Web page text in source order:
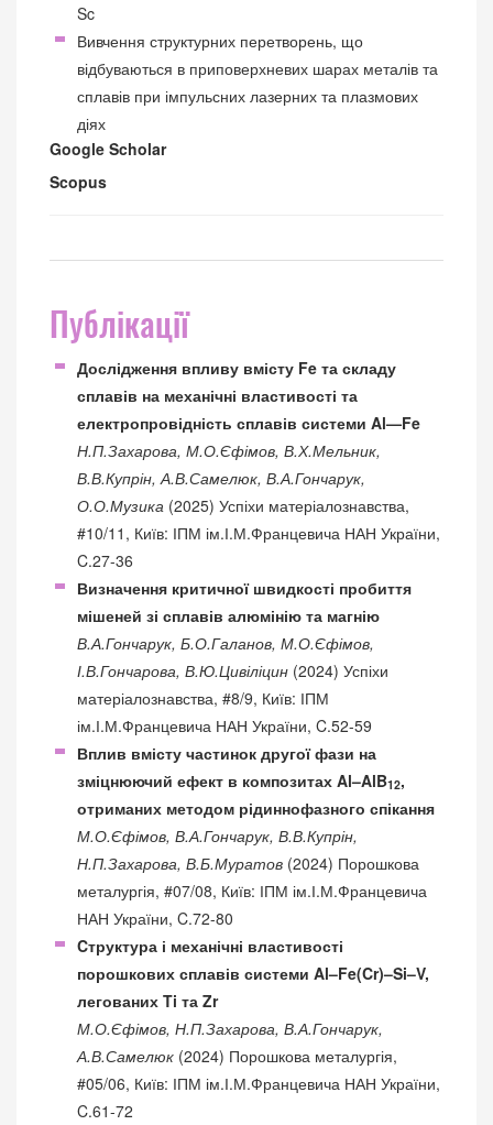
Sc
Вивчення структурних перетворень, що
відбуваються в приповерхневих шарах металів та
сплавів при імпульсних лазерних та плазмових
діях
Google Scholar
Scopus
Публікації
Дослідження впливу вмісту Fe та складу
сплавів на механічні властивості та
електропровідність сплавів системи Al—Fe
Н.П.Захарова, М.О.Єфімов, В.Х.Мельник,
В.В.Купрін, А.В.Самелюк, В.А.Гончарук,
О.О.Музика (2025) Успіхи матеріалознавства,
#10/11, Київ: ІПМ ім.І.М.Францевича НАН України,
C.27-36
Визначення критичної швидкості пробиття
мішеней зі сплавів алюмінію та магнію
В.А.Гончарук, Б.О.Галанов, М.О.Єфімов,
І.В.Гончарова, В.Ю.Цивіліцин (2024) Успіхи
матеріалознавства, #8/9, Київ: ІПМ
ім.І.М.Францевича НАН України, C.52-59
Вплив вмісту частинок другої фази на
зміцнюючий ефект в композитах Al–AlB12,
отриманих методом рідиннофазного спікання
М.О.Єфімов, В.А.Гончарук, В.В.Купрін,
Н.П.Захарова, В.Б.Муратов (2024) Порошкова
металургія, #07/08, Київ: ІПМ ім.І.М.Францевича
НАН України, C.72-80
Cтрук­тура і механічні властивості
порошкових сплавів системи Al–Fe(Cr)–Si–V,
легованих Ti та Zr
М.О.Єфімов, Н.П.Захарова, В.А.Гончарук,
А.В.Самелюк (2024) Порошкова металургія,
#05/06, Київ: ІПМ ім.І.М.Францевича НАН України,
C.61-72